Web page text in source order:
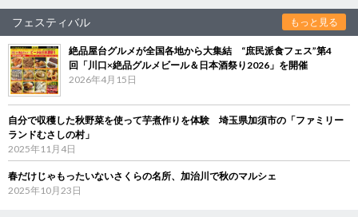
フェスティバル もっと見る
絶品屋台グルメが全国各地から大集結 “庶民派食フェス”第4
回「川口×絶品グルメビール＆日本酒祭り2026」を開催
2026年4月15日
自分で収穫した秋野菜を使って芋煮作りを体験 埼玉県加須市の「ファミリー
ランドむさしの村」
2025年11月4日
春だけじゃもったいないさくらの名所、加治川で秋のマルシェ
2025年10月23日